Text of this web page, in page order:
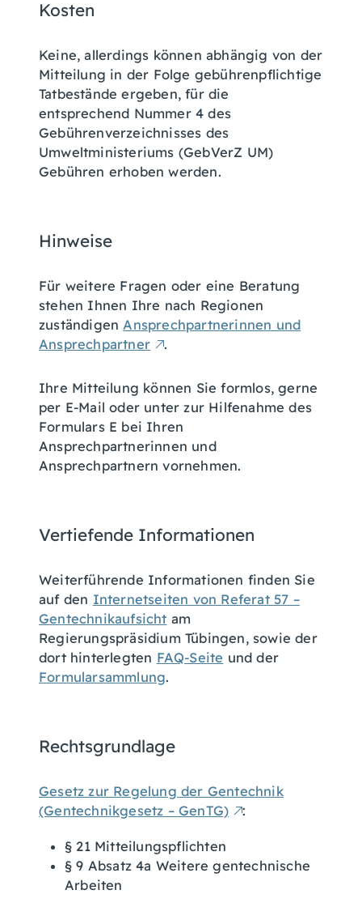
Kosten
Keine, allerdings können abhängig von der
Mitteilung in der Folge gebührenpflichtige
Tatbestände ergeben, für die
entsprechend Nummer 4 des
Gebührenverzeichnisses des
Umweltministeriums (GebVerZ UM)
Gebühren erhoben werden.
Hinweise
Für weitere Fragen oder eine Beratung
stehen Ihnen Ihre nach Regionen
zuständigenAnsprechpartnerinnen und
Ansprechpartner
.
Ihre Mitteilung können Sie formlos, gerne
per E-Mail oder unter zur Hilfenahme des
Formulars E bei Ihren
Ansprechpartnerinnen und
Ansprechpartnern vornehmen.
Vertiefende Informationen
Weiterführende Informationen finden Sie
auf den Internetseiten von Referat 57 –
Gentechnikaufsicht am
Regierungspräsidium Tübingen, sowie der
dort hinterlegten FAQ-Seite und der
Formularsammlung.
Rechtsgrundlage
Gesetz zur Regelung der Gentechnik
(Gentechnikgesetz – GenTG)
:
§ 21 Mitteilungspflichten
§ 9 Absatz 4a Weitere gentechnische
Arbeiten